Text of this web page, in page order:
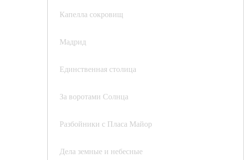
Капелла сокровищ
Мадрид
Единственная столица
За воротами Солнца
Разбойники с Пласа Майор
Дела земные и небесные